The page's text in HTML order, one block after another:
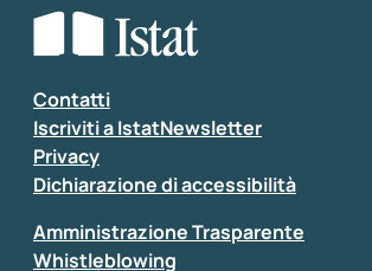
Seleziona la tipologia della
Inserisci il tuo commento
Contatti
Iscriviti a IstatNewsletter
Privacy
Dichiarazione di accessibilità
Amministrazione Trasparente
Whistleblowing